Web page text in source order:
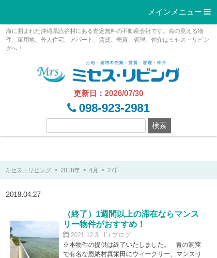
メインメニュー 
Skip
content
海に囲まれた沖縄県読谷村にある査定無料の不動産会社です。海の見える物
件、軍用地、外人住宅、アパート、賃貸、売買、管理、仲介はミセス・リビン
グへ！
更新日：2026/07/30
098-923-2981
ミセス・リビング > 2018年 > 4月 > 27日
2018.04.27
（終了）1週間以上の滞在ならマンス
リー物件がおすすめ！
2021.12.3
ブログ
※本物件の提供は終了いたしました。 青の洞窟
で有名な恩納村真栄田にウィークリー、マンスリ